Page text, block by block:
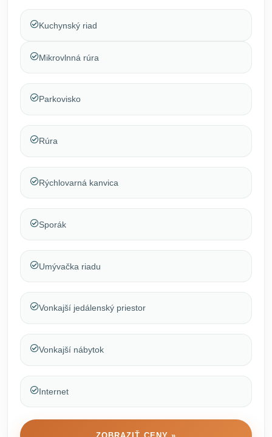
Kuchynský riad
Mikrovlnná rúra
Parkovisko
Rúra
Rýchlovarná kanvica
Sporák
Umývačka riadu
Vonkajší jedálenský priestor
Vonkajší nábytok
Internet